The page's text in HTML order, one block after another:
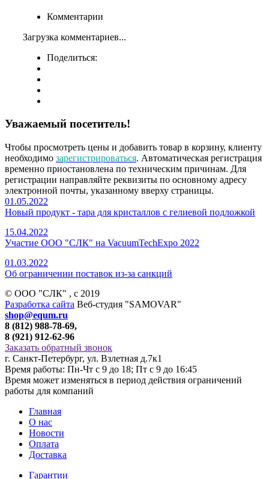
Комментарии
Загрузка комментариев...
Поделиться:
Уважаемый посетитель!
Чтобы просмотреть цены и добавить товар в корзину, клиенту
необходимо зарегистрироваться. Автоматическая регистрация
временно приостановлена по техническим причинам. Для
регистрации направляйте реквизиты по основному адресу
электронной почты, указанному вверху страницы.
01.05.2022
Новый продукт - тара для кристаллов с гелиевой подложкой
15.04.2022
Участие ООО "СЛК" на VacuumTechExpo 2022
01.03.2022
Об ограничении поставок из-за санкций
© ООО "СЛК" , c 2019
Разработка сайта Веб-студия "SAMOVAR"
shop@equm.ru
8 (812) 988-78-69,
8 (921) 912-62-96
Заказать обратный звонок
г. Санкт-Петербург, ул. Взлетная д.7к1
Время работы: Пн-Чт с 9 до 18; Пт с 9 до 16:45
Время может изменяться в период действия ограничений
работы для компаний
Главная
О нас
Новости
Оплата
Доставка
Гарантии